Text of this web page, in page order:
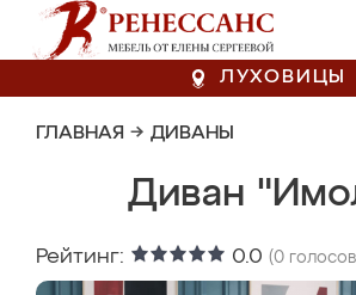
ЛУХОВИЦЫ
ГЛАВНАЯ → ДИВАНЫ
Диван
Рейтинг: 0.0 (0